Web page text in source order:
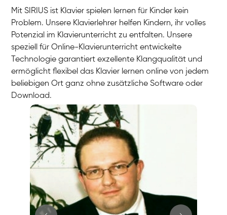
Mit SIRIUS ist Klavier spielen lernen für Kinder kein
Problem. Unsere Klavierlehrer helfen Kindern, ihr volles
Potenzial im Klavierunterricht zu entfalten. Unsere
speziell für Online-Klavierunterricht entwickelte
Technologie garantiert exzellente Klangqualität und
ermöglicht flexibel das Klavier lernen online von jedem
beliebigen Ort ganz ohne zusätzliche Software oder
Download.